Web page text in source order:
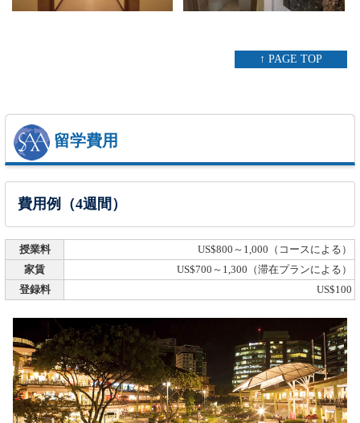
↑ PAGE TOP
留学費用
費用例（4週間）
授業料
US$800～1,000（コースによる）
家賃
US$700～1,300（滞在プランによる）
登録料
US$100